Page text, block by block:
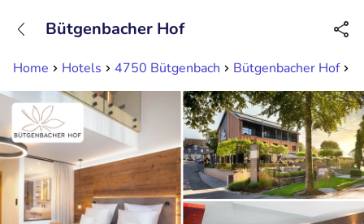
Available until 23:00
Home Hotels 4750 Bütgenbach Bütgenbacher Hof
Bütgenbacher Hof